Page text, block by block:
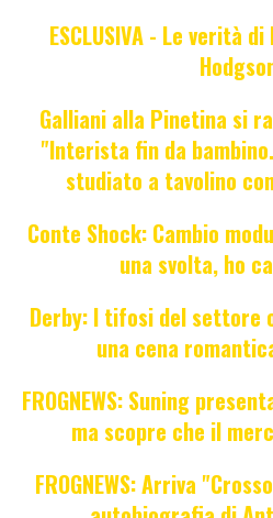
ESCLUSIVA - Le verità
Galliani alla Pinetina si
"Interista fin da
studiato a tavolino
Conte Shock: Cambio
una svolta, ho
Derby: I tifosi del settore
una cena
FROGNEWS: Suning
ma scopre che il
FROGNEWS: Arriva